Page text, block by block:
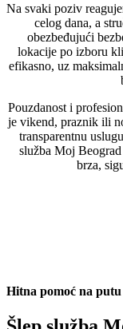
Na svaki poziv
celog dana, a
obezbeđujući
lokacije po izboru
efikasno, uz
Pouzdanost i
je vikend, praznik ili
transparentnu
služba Moj
brza,
Hitna pomoć na